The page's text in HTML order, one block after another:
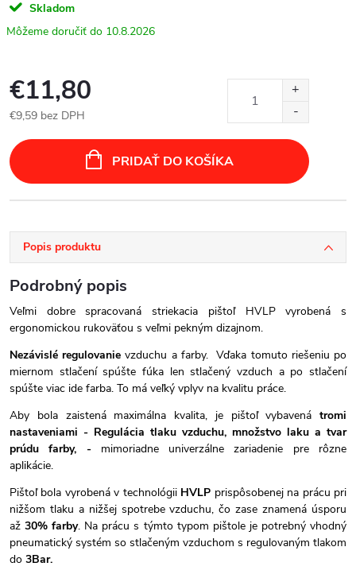
Skladom
10.8.2026
€11,80
€9,59 bez DPH
cena:
PRIDAŤ DO KOŠÍKA
Popis produktu
Podrobný popis
Veľmi dobre spracovaná striekacia pištoľ HVLP vyrobená s
ergonomickou rukoväťou s veľmi pekným dizajnom.
Nezávislé regulovanie vzduchu a farby. Vďaka tomuto riešeniu po
miernom stlačení spúšte fúka len stlačený vzduch a po stlačení
spúšte viac ide farba. To má veľký vplyv na kvalitu práce.
Aby bola zaistená maximálna kvalita, je pištoľ vybavená tromi
nastaveniami - Regulácia tlaku vzduchu, množstvo laku a tvar
prúdu farby, - mimoriadne univerzálne zariadenie pre rôzne
aplikácie.
Pištoľ bola vyrobená v technológii HVLP prispôsobenej na prácu pri
nižšom tlaku a nižšej spotrebe vzduchu, čo zase znamená úsporu
až30% farby. Na prácu s týmto typom pištole je potrebný vhodný
pneumatický systém so stlačeným vzduchom s regulovaným tlakom
do 3Bar.